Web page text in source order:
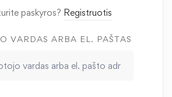
paskyros? Registruotis
VARDAS ARBA EL. PAŠTAS